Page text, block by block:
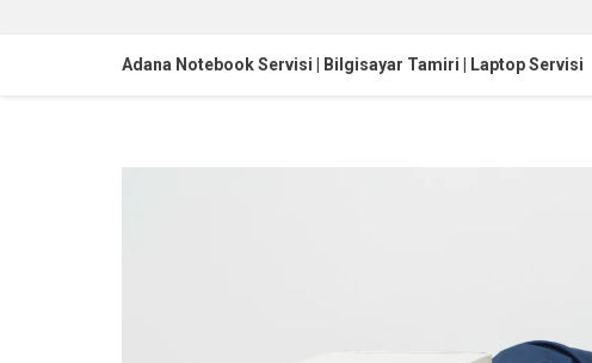
Adana Notebook Servisi | Bilgisayar Tamiri | Laptop Servisi